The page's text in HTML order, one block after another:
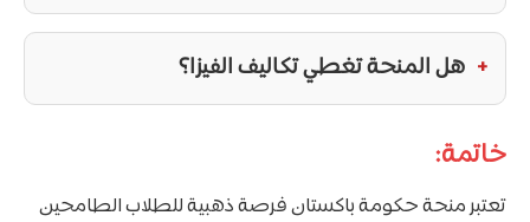
هل المنحة تغطي تكاليف الفيزا؟
خاتمة:
تعتبر منحة حكومة باكستان فرصة ذهبية للطلاب الطامحين